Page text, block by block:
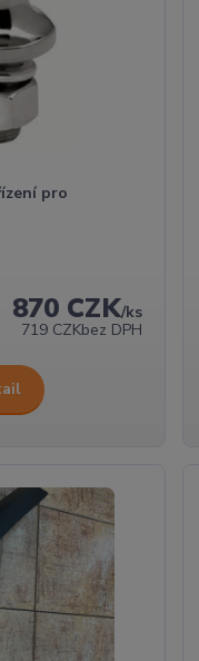
pro
870 CZK/ks
719 CZKbez DPH